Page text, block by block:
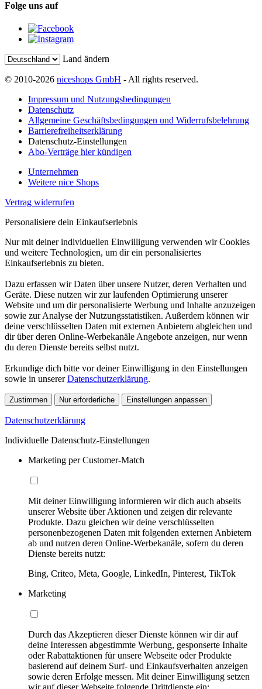
Folge uns auf
Land ändern
© 2010-2026 niceshops GmbH - All rights reserved.
Impressum und Nutzungsbedingungen
Datenschutz
Allgemeine Geschäftsbedingungen und Widerrufsbelehrung
Barrierefreiheitserklärung
Datenschutz-Einstellungen
Abo-Verträge hier kündigen
Unternehmen
Weitere nice Shops
Vertrag widerrufen
Personalisiere dein Einkaufserlebnis
Nur mit deiner individuellen Einwilligung verwenden wir Cookies
und weitere Technologien, um dir ein personalisiertes
Einkaufserlebnis zu bieten.
Dazu erfassen wir Daten über unsere Nutzer, deren Verhalten und
Geräte. Diese nutzen wir zur laufenden Optimierung unserer
Website und um dir personalisierte Werbung und Inhalte anzuzeigen
sowie zur Analyse der Nutzungsstatistiken. Außerdem können wir
deine verschlüsselten Daten mit externen Anbietern abgleichen und
dir über deren Online-Werbekanäle Angebote anzeigen, nur wenn
du deren Dienste bereits selbst nutzt.
Erkundige dich bitte vor deiner Einwilligung in den Einstellungen
sowie in unsererDatenschutzerklärung.
Zustimmen Nur erforderliche Einstellungen anpassen
Datenschutzerklärung
Individuelle Datenschutz-Einstellungen
Marketing per Customer-Match
Mit deiner Einwilligung informieren wir dich auch abseits
unserer Website über Aktionen und zeigen dir relevante
Produkte. Dazu gleichen wir deine verschlüsselten
personenbezogenen Daten mit folgenden externen Anbietern
ab und nutzen deren Online-Werbekanäle, sofern du deren
Dienste bereits nutzt:
Bing, Criteo, Meta, Google, LinkedIn, Pinterest, TikTok
Marketing
Durch das Akzeptieren dieser Dienste können wir dir auf
deine Interessen abgestimmte Werbung, gesponserte Inhalte
oder Rabattaktionen für unsere Webseite oder Produkte
basierend auf deinem Surf- und Einkaufsverhalten anzeigen
sowie deren Erfolge messen. Mit deiner Einwilligung setzen